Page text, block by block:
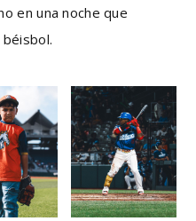
en una noche que